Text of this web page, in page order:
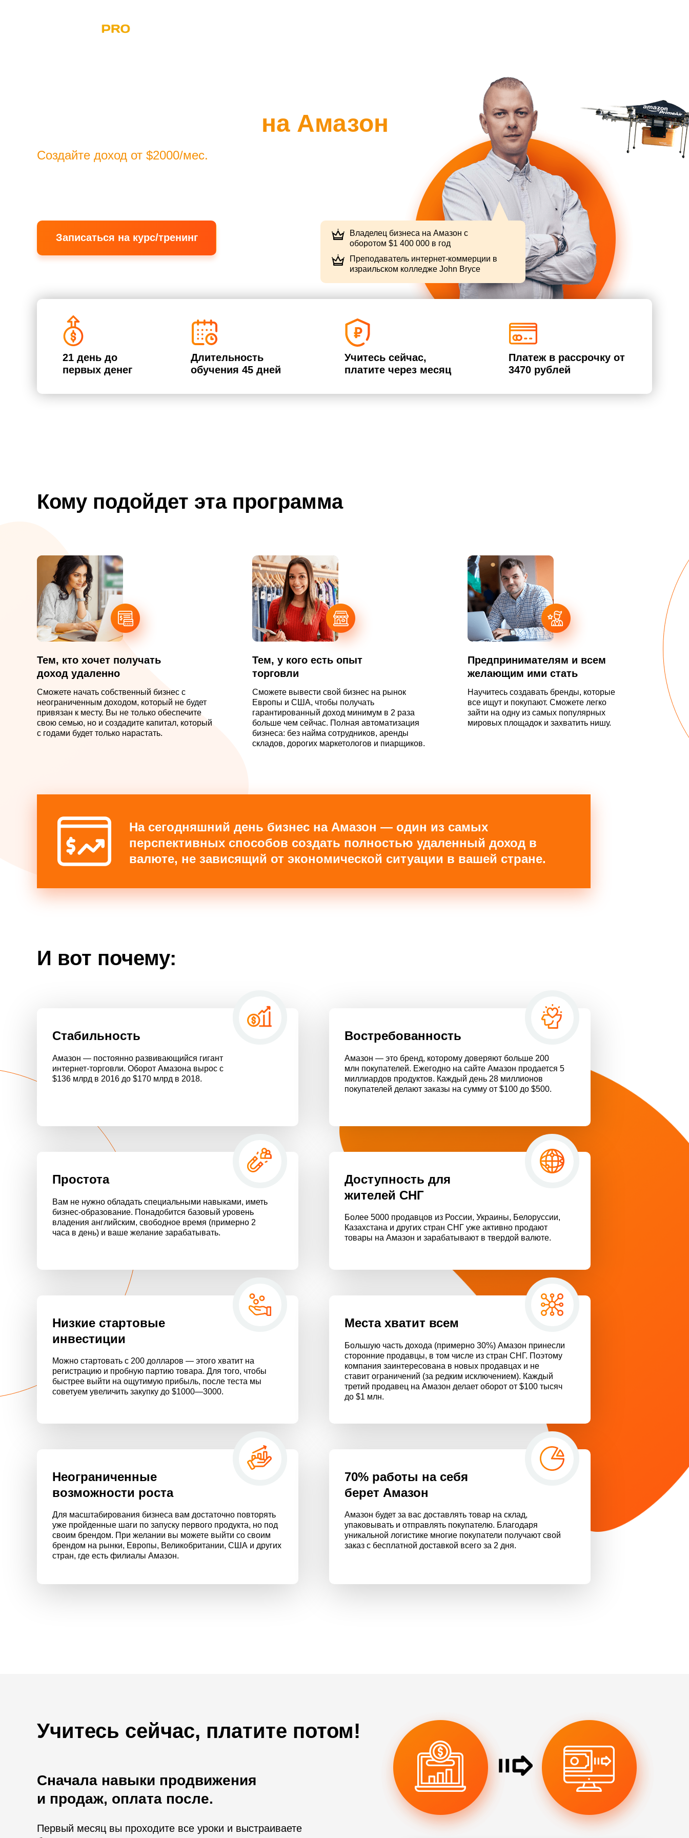
на Амазон
Создайте доход от $2000/мес.
Записаться на курс/тренинг
21 день до
первых денег
Длительность
обучения 45 дней
Учитесь сейчас,
платите через месяц
Платеж в рассрочку от
3470 рублей
Владелец бизнеса на Амазон с
оборотом $1 400 000 в год
Преподаватель интернет-коммерции в
израильском колледже John Bryce
Кому подойдет эта программа
Тем, кто хочет получать
доход удаленно
Сможете начать собственный бизнес с
неограниченным доходом, который не будет
привязан к месту. Вы не только обеспечите
свою семью, но и создадите капитал, который
с годами будет только нарастать.
Тем, у кого есть опыт
торговли
Сможете вывести свой бизнес на рынок
Европы и США, чтобы получать
гарантированный доход минимум в 2 раза
больше чем сейчас. Полная автоматизация
бизнеса: без найма сотрудников, аренды
складов, дорогих маркетологов и пиарщиков.
Предпринимателям и всем
желающим ими стать
Научитесь создавать бренды, которые
все ищут и покупают. Сможете легко
зайти на одну из самых популярных
мировых площадок и захватить нишу.
На сегодняшний день бизнес на Амазон — один из самых
перспективных способов создать полностью удаленный доход в
валюте, не зависящий от экономической ситуации в вашей стране.
И вот почему:
Стабильность
Амазон — постоянно развивающийся гигант
интернет-торговли. Оборот Амазона вырос с
$136 млрд в 2016 до $170 млрд в 2018.
Востребованность
Амазон — это бренд, которому доверяют больше 200
млн покупателей. Ежегодно на сайте Амазон продается 5
миллиардов продуктов. Каждый день 28 миллионов
покупателей делают заказы на сумму от $100 до $500.
Простота
Вам не нужно обладать специальными навыками, иметь
бизнес-образование. Понадобится базовый уровень
владения английским, свободное время (примерно 2
часа в день) и ваше желание зарабатывать.
Доступность для
жителей СНГ
Более 5000 продавцов из России, Украины, Белоруссии,
Казахстана и других стран СНГ уже активно продают
товары на Амазон и зарабатывают в твердой валюте.
Низкие стартовые
инвестиции
Можно стартовать с 200 долларов — этого хватит на
регистрацию и пробную партию товара. Для того, чтобы
быстрее выйти на ощутимую прибыль, после теста мы
советуем увеличить закупку до $1000—3000.
Места хватит всем
Большую часть дохода (примерно 30%) Амазон принесли
сторонние продавцы, в том числе из стран СНГ. Поэтому
компания заинтересована в новых продавцах и не
ставит ограничений (за редким исключением). Каждый
третий продавец на Амазон делает оборот от $100 тысяч
до $1 млн.
Неограниченные
возможности роста
Для масштабирования бизнеса вам достаточно повторять
уже пройденные шаги по запуску первого продукта, но под
своим брендом. При желании вы можете выйти со своим
брендом на рынки, Европы, Великобритании, США и других
стран, где есть филиалы Амазон.
70% работы на себя
берет Амазон
Амазон будет за вас доставлять товар на склад,
упаковывать и отправлять покупателю. Благодаря
уникальной логистике многие покупатели получают свой
заказ с бесплатной доставкой всего за 2 дня.
Учитесь сейчас, платите потом!
Сначала навыки продвижения
и продаж, оплата после.
Первый месяц вы проходите все уроки и выстраиваете